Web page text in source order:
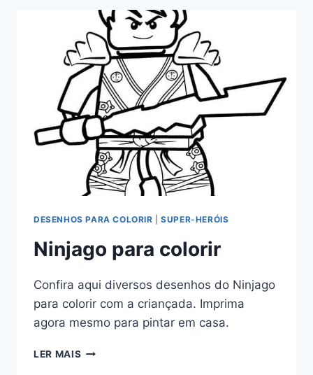
COLORIR
DESENHOS PARA COLORIR |SUPER-HERÓIS
Ninjago para colorir
Confira aqui diversos desenhos do Ninjago
para colorir com a criançada. Imprima
agora mesmo para pintar em casa.
LER MAIS NINJAGO